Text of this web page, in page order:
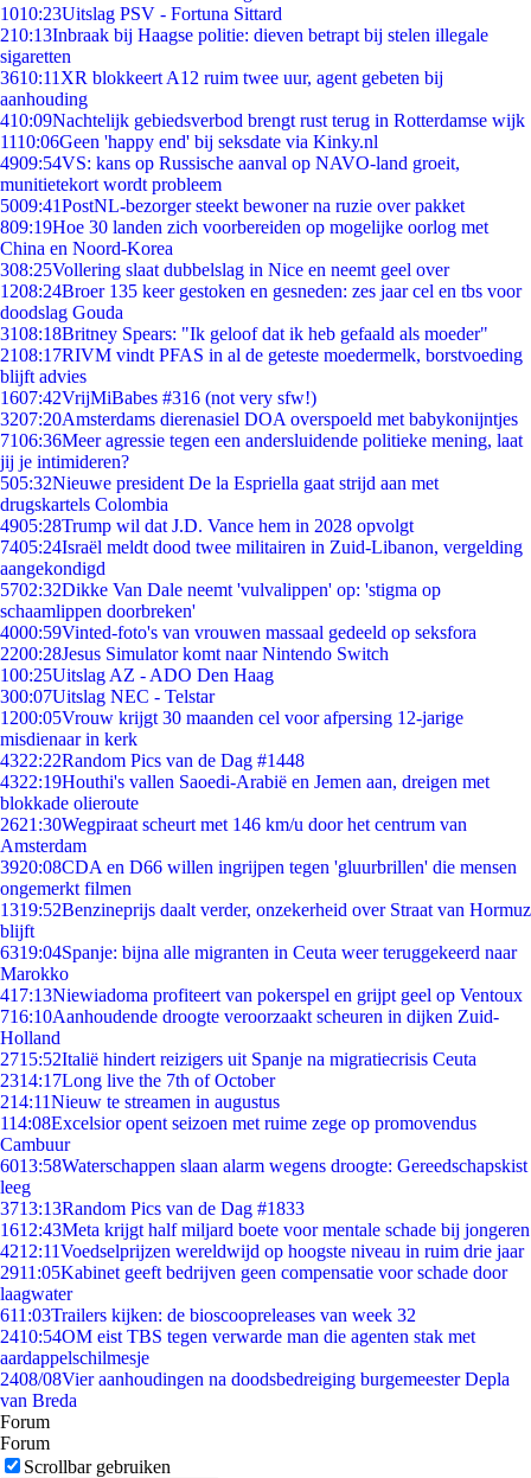
1010:23Uitslag PSV - Fortuna Sittard
210:13Inbraak bij Haagse politie: dieven betrapt bij stelen illegale
sigaretten
3610:11 XR blokkeert A12 ruim twee uur, agent gebeten bij
aanhouding
410:09Nachtelijk gebiedsverbod brengt rust terug in Rotterdamse wijk
1110:06Geen 'happy end' bij seksdate via Kinky.nl
4909:54VS: kans op Russische aanval op NAVO-land groeit,
munitietekort wordt probleem
5009:41PostNL-bezorger steekt bewoner na ruzie over pakket
809:19Hoe 30 landen zich voorbereiden op mogelijke oorlog met
China en Noord-Korea
308:25Vollering slaat dubbelslag in Nice en neemt geel over
1208:24Broer 135 keer gestoken en gesneden: zes jaar cel en tbs voor
doodslag Gouda
3108:18Britney Spears: "Ik geloof dat ik heb gefaald als moeder"
2108:17RIVM vindt PFAS in al de geteste moedermelk, borstvoeding
blijft advies
1607:42VrijMiBabes #316 (not very sfw!)
3207:20Amsterdams dierenasiel DOA overspoeld met babykonijntjes
7106:36Meer agressie tegen een andersluidende politieke mening, laat
jij je intimideren?
505:32Nieuwe president De la Espriella gaat strijd aan met
drugskartels Colombia
4905:28Trump wil dat J.D. Vance hem in 2028 opvolgt
7405:24Israël meldt dood twee militairen in Zuid-Libanon, vergelding
aangekondigd
5702:32Dikke Van Dale neemt 'vulvalippen' op: 'stigma op
schaamlippen doorbreken'
4000:59Vinted-foto's van vrouwen massaal gedeeld op seksfora
2200:28Jesus Simulator komt naar Nintendo Switch
100:25Uitslag AZ - ADO Den Haag
300:07Uitslag NEC - Telstar
1200:05Vrouw krijgt 30 maanden cel voor afpersing 12-jarige
misdienaar in kerk
4322:22Random Pics van de Dag #1448
4322:19Houthi's vallen Saoedi-Arabië en Jemen aan, dreigen met
blokkade olieroute
2621:30Wegpiraat scheurt met 146 km/u door het centrum van
Amsterdam
3920:08CDA en D66 willen ingrijpen tegen 'gluurbrillen' die mensen
ongemerkt filmen
1319:52Benzineprijs daalt verder, onzekerheid over Straat van Hormuz
blijft
6319:04Spanje: bijna alle migranten in Ceuta weer teruggekeerd naar
Marokko
417:13Niewiadoma profiteert van pokerspel en grijpt geel op Ventoux
716:10Aanhoudende droogte veroorzaakt scheuren in dijken Zuid-
Holland
2715:52Italië hindert reizigers uit Spanje na migratiecrisis Ceuta
2314:17Long live the 7th of October
214:11Nieuw te streamen in augustus
114:08Excelsior opent seizoen met ruime zege op promovendus
Cambuur
6013:58Waterschappen slaan alarm wegens droogte: Gereedschapskist
leeg
3713:13Random Pics van de Dag #1833
1612:43Meta krijgt half miljard boete voor mentale schade bij jongeren
4212:11Voedselprijzen wereldwijd op hoogste niveau in ruim drie jaar
2911:05Kabinet geeft bedrijven geen compensatie voor schade door
laagwater
611:03Trailers kijken: de bioscoopreleases van week 32
2410:54OM eist TBS tegen verwarde man die agenten stak met
aardappelschilmesje
2408/08Vier aanhoudingen na doodsbedreiging burgemeester Depla
van Breda
Forum
Forum
Scrollbar gebruiken